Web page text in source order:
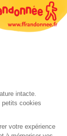
intacte.
petits cookies
votre expérience